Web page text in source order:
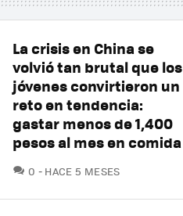
La crisis en China se
volvió tan brutal que los
jóvenes convirtieron un
reto en tendencia:
gastar menos de 1,400
pesos al mes en comida
0 COMENTARIOS
HACE 5 MESES